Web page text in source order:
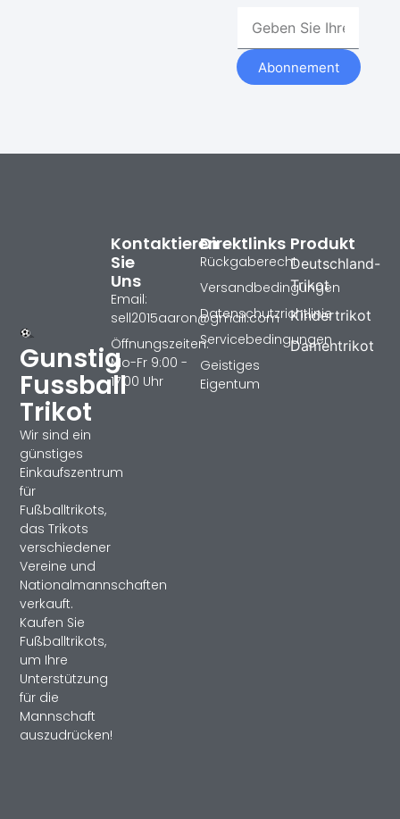
Abonnement
Gunstig
Fussball
Trikot
Wir sind ein
günstiges
Einkaufszentrum
für
Fußballtrikots,
das Trikots
verschiedener
Vereine und
Nationalmannschaften
verkauft.
Kaufen Sie
Fußballtrikots,
um Ihre
Unterstützung
für die
Mannschaft
auszudrücken!
Produkt
Deutschland-
Trikot
Kindertrikot
Damentrikot
Direktlinks
Rückgaberecht
Versandbedingungen
Datenschutzrichtlinie
Servicebedingungen
Geistiges
Eigentum
Kontaktieren
Sie
Uns
Email:
sell2015aaron@gmail.com
Öffnungszeiten:
Mo-Fr 9:00 -
17:00 Uhr